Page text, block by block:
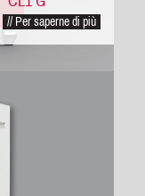
// Per saperne di più